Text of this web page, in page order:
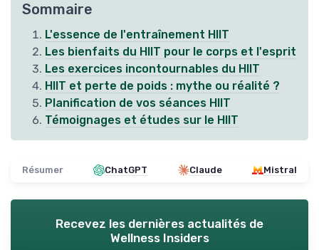
Sommaire
L'essence de l'entraînement HIIT
Les bienfaits du HIIT pour le corps et l'esprit
Les exercices incontournables du HIIT
HIIT et perte de poids : mythe ou réalité ?
Planification de vos séances HIIT
Témoignages et études sur le HIIT
Résumer ChatGPT Claude Mistral
Recevez les dernières actualités de
Wellness Insiders